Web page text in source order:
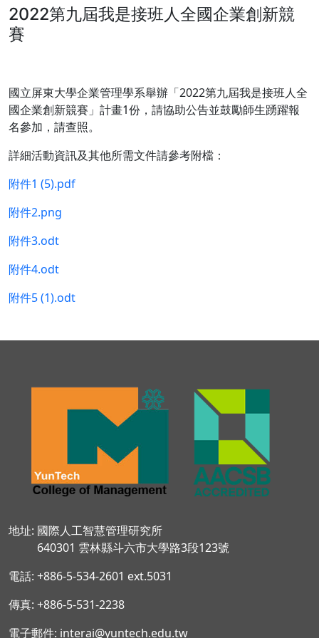
2022第九屆我是接班人全國企業創新競
賽
國立屏東大學企業管理學系舉辦「2022第九屆我是接班人全
國企業創新競賽」計畫1份，請協助公告並鼓勵師生踴躍報
名參加，請查照。
詳細活動資訊及其他所需文件請參考附檔：
附件1 (5).pdf
附件2.png
附件3.odt
附件4.odt
附件5 (1).odt
地址: 國際人工智慧管理研究所
640301 雲林縣斗六市大學路3段123號
電話: +886-5-534-2601 ext.5031
傳真: +886-5-531-2238
電子郵件: interai@yuntech.edu.tw